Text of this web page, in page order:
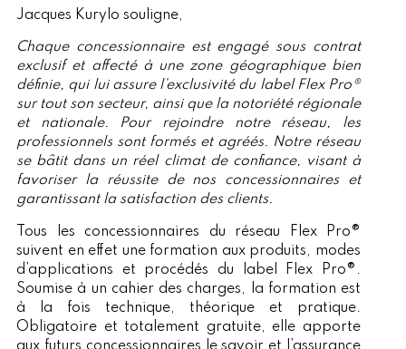
Jacques Kurylo souligne,
Chaque concessionnaire est engagé sous contrat
exclusif et affecté à une zone géographique bien
définie, qui lui assure l’exclusivité du label Flex Pro®
sur tout son secteur, ainsi que la notoriété régionale
et nationale. Pour rejoindre notre réseau, les
professionnels sont formés et agréés. Notre réseau
se bâtit dans un réel climat de confiance, visant à
favoriser la réussite de nos concessionnaires et
garantissant la satisfaction des clients.
Tous les concessionnaires du réseau Flex Pro®
suivent en effet une formation aux produits, modes
d’applications et procédés du label Flex Pro®.
Soumise à un cahier des charges, la formation est
à la fois technique, théorique et pratique.
Obligatoire et totalement gratuite, elle apporte
aux futurs concessionnaires le savoir et l’assurance